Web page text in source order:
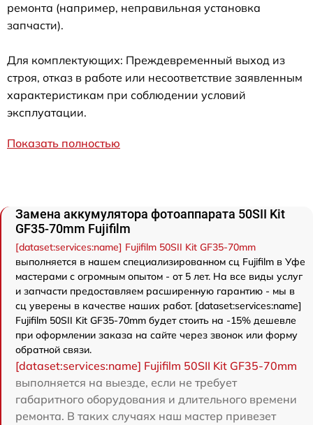
ремонта (например, неправильная установка
запчасти).
Для комплектующих: Преждевременный выход из
строя, отказ в работе или несоответствие заявленным
характеристикам при соблюдении условий
эксплуатации.
Показать полностью
Замена аккумулятора фотоаппарата 50SII Kit
GF35-70mm Fujifilm
[dataset:services:name] Fujifilm 50SII Kit GF35-70mm
выполняется в нашем специализированном сц Fujifilm в Уфе
мастерами с огромным опытом - от 5 лет. На все виды услуг
и запчасти предоставляем расширенную гарантию - мы в
сц уверены в качестве наших работ. [dataset:services:name]
Fujifilm 50SII Kit GF35-70mm будет стоить на -15% дешевле
при оформлении заказа на сайте через звонок или форму
обратной связи.
[dataset:services:name] Fujifilm 50SII Kit GF35-70mm
выполняется на выезде, если не требует
габаритного оборудования и длительного времени
ремонта. В таких случаях наш мастер привезет